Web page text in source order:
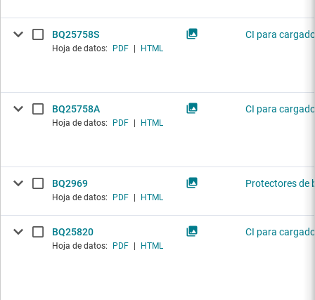
BQ25758S
Hoja de datos: PDF HTML
CI para
BQ25758A
Hoja de datos: PDF HTML
CI para
BQ2969
Hoja de datos: PDF HTML
Protectores de
BQ25820
Hoja de datos: PDF HTML
CI para